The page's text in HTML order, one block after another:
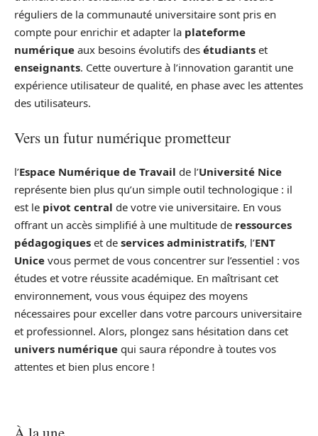
réguliers de la communauté universitaire sont pris en
compte pour enrichir et adapter la plateforme
numérique aux besoins évolutifs des étudiants et
enseignants. Cette ouverture à l’innovation garantit une
expérience utilisateur de qualité, en phase avec les attentes
des utilisateurs.
Vers un futur numérique prometteur
l’Espace Numérique de Travail de l’Université Nice
représente bien plus qu’un simple outil technologique : il
est le pivot central de votre vie universitaire. En vous
offrant un accès simplifié à une multitude de ressources
pédagogiques et de services administratifs, l’ENT
Unice vous permet de vous concentrer sur l’essentiel : vos
études et votre réussite académique. En maîtrisant cet
environnement, vous vous équipez des moyens
nécessaires pour exceller dans votre parcours universitaire
et professionnel. Alors, plongez sans hésitation dans cet
univers numérique qui saura répondre à toutes vos
attentes et bien plus encore !